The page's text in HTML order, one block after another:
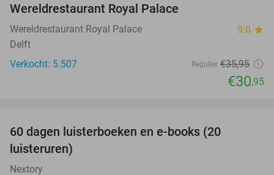
Wereldrestaurant Royal Palace
Wereldrestaurant Royal Palace 9.0 star
Delft
Verkocht: 5.507
Regulier €35,95
€30,95
60 dagen luisterboeken en e-books (20
luisteruren)
Nextory